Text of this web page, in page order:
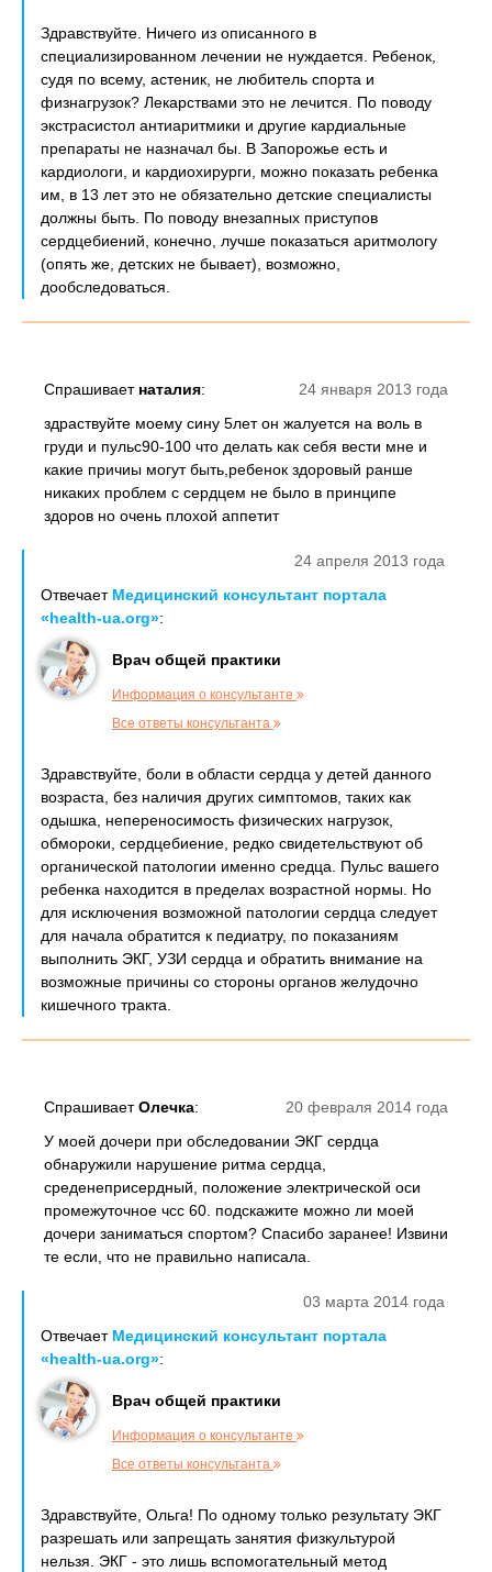
Здравствуйте. Ничего из описанного в
специализированном лечении не нуждается. Ребенок,
судя по всему, астеник, не любитель спорта и
физнагрузок? Лекарствами это не лечится. По поводу
экстрасистол антиаритмики и другие кардиальные
препараты не назначал бы. В Запорожье есть и
кардиологи, и кардиохирурги, можно показать ребенка
им, в 13 лет это не обязательно детские специалисты
должны быть. По поводу внезапных приступов
сердцебиений, конечно, лучше показаться аритмологу
(опять же, детских не бывает), возможно,
дообследоваться.
24 января 2013 года
Спрашивает наталия:
здраствуйте моему сину 5лет он жалуется на воль в
груди и пульс90-100 что делать как себя вести мне и
какие причиы могут быть,ребенок здоровый ранше
никаких проблем с сердцем не было в принципе
здоров но очень плохой аппетит
24 апреля 2013 года
Отвечает Медицинский консультант портала
«health-ua.org»:
Врач общей практики
Информация о консультанте
Все ответы консультанта
Здравствуйте, боли в области сердца у детей данного
возраста, без наличия других симптомов, таких как
одышка, непереносимость физических нагрузок,
обмороки, сердцебиение, редко свидетельствуют об
органической патологии именно средца. Пульс вашего
ребенка находится в пределах возрастной нормы. Но
для исключения возможной патологии сердца следует
для начала обратится к педиатру, по показаниям
выполнить ЭКГ, УЗИ сердца и обратить внимание на
возможные причины со стороны органов желудочно
кишечного тракта.
20 февраля 2014 года
СпрашиваетОлечка:
У моей дочери при обследовании ЭКГ сердца
обнаружили нарушение ритма сердца,
среденеприсердный, положение электрической оси
промежуточное чсс 60. подскажите можно ли моей
дочери заниматься спортом? Спасибо заранее! Извини
те если, что не правильно написала.
03 марта 2014 года
Отвечает Медицинский консультант портала
«health-ua.org»:
Врач общей практики
Информация о консультанте
Все ответы консультанта
Здравствуйте, Ольга! По одному только результату ЭКГ
разрешать или запрещать занятия физкультурой
нельзя. ЭКГ - это лишь вспомогательный метод